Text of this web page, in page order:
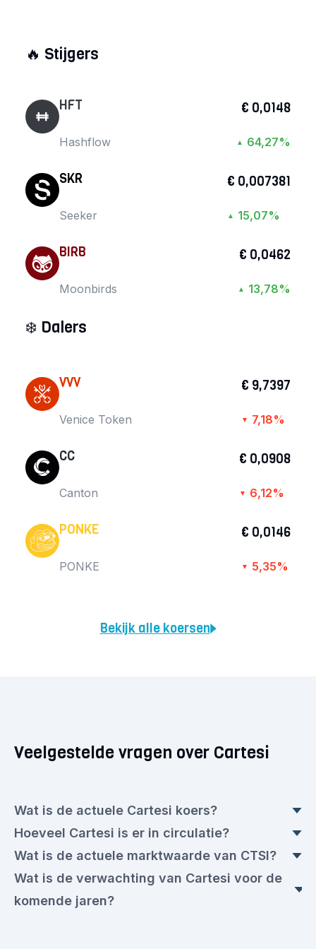
🔥 Stijgers
HFT
Hashflow
€ 0,0148
▲ 64,27%
SKR
Seeker
€ 0,007381
▲ 15,07%
BIRB
Moonbirds
€ 0,0462
▲ 13,78%
❄️ Dalers
VVV
Venice Token
€ 9,7397
▼ 7,18%
CC
Canton
€ 0,0908
▼ 6,12%
PONKE
PONKE
€ 0,0146
▼ 5,35%
Bekijk alle koersen
Veelgestelde vragen over Cartesi
Wat is de actuele Cartesi koers?
stijging van ▲ 0,81%.
Hoeveel Cartesi is er in circulatie?
in roulatie. 1 Cartesi vertegenwoordigt op dit
moment een waarde van € 0,0187.
Wat is de actuele marktwaarde van CTSI?
De actuele marktwaarde van vandaag is
€ 17.260.612,00.
Wat is de verwachting van Cartesi voor de
komende jaren?